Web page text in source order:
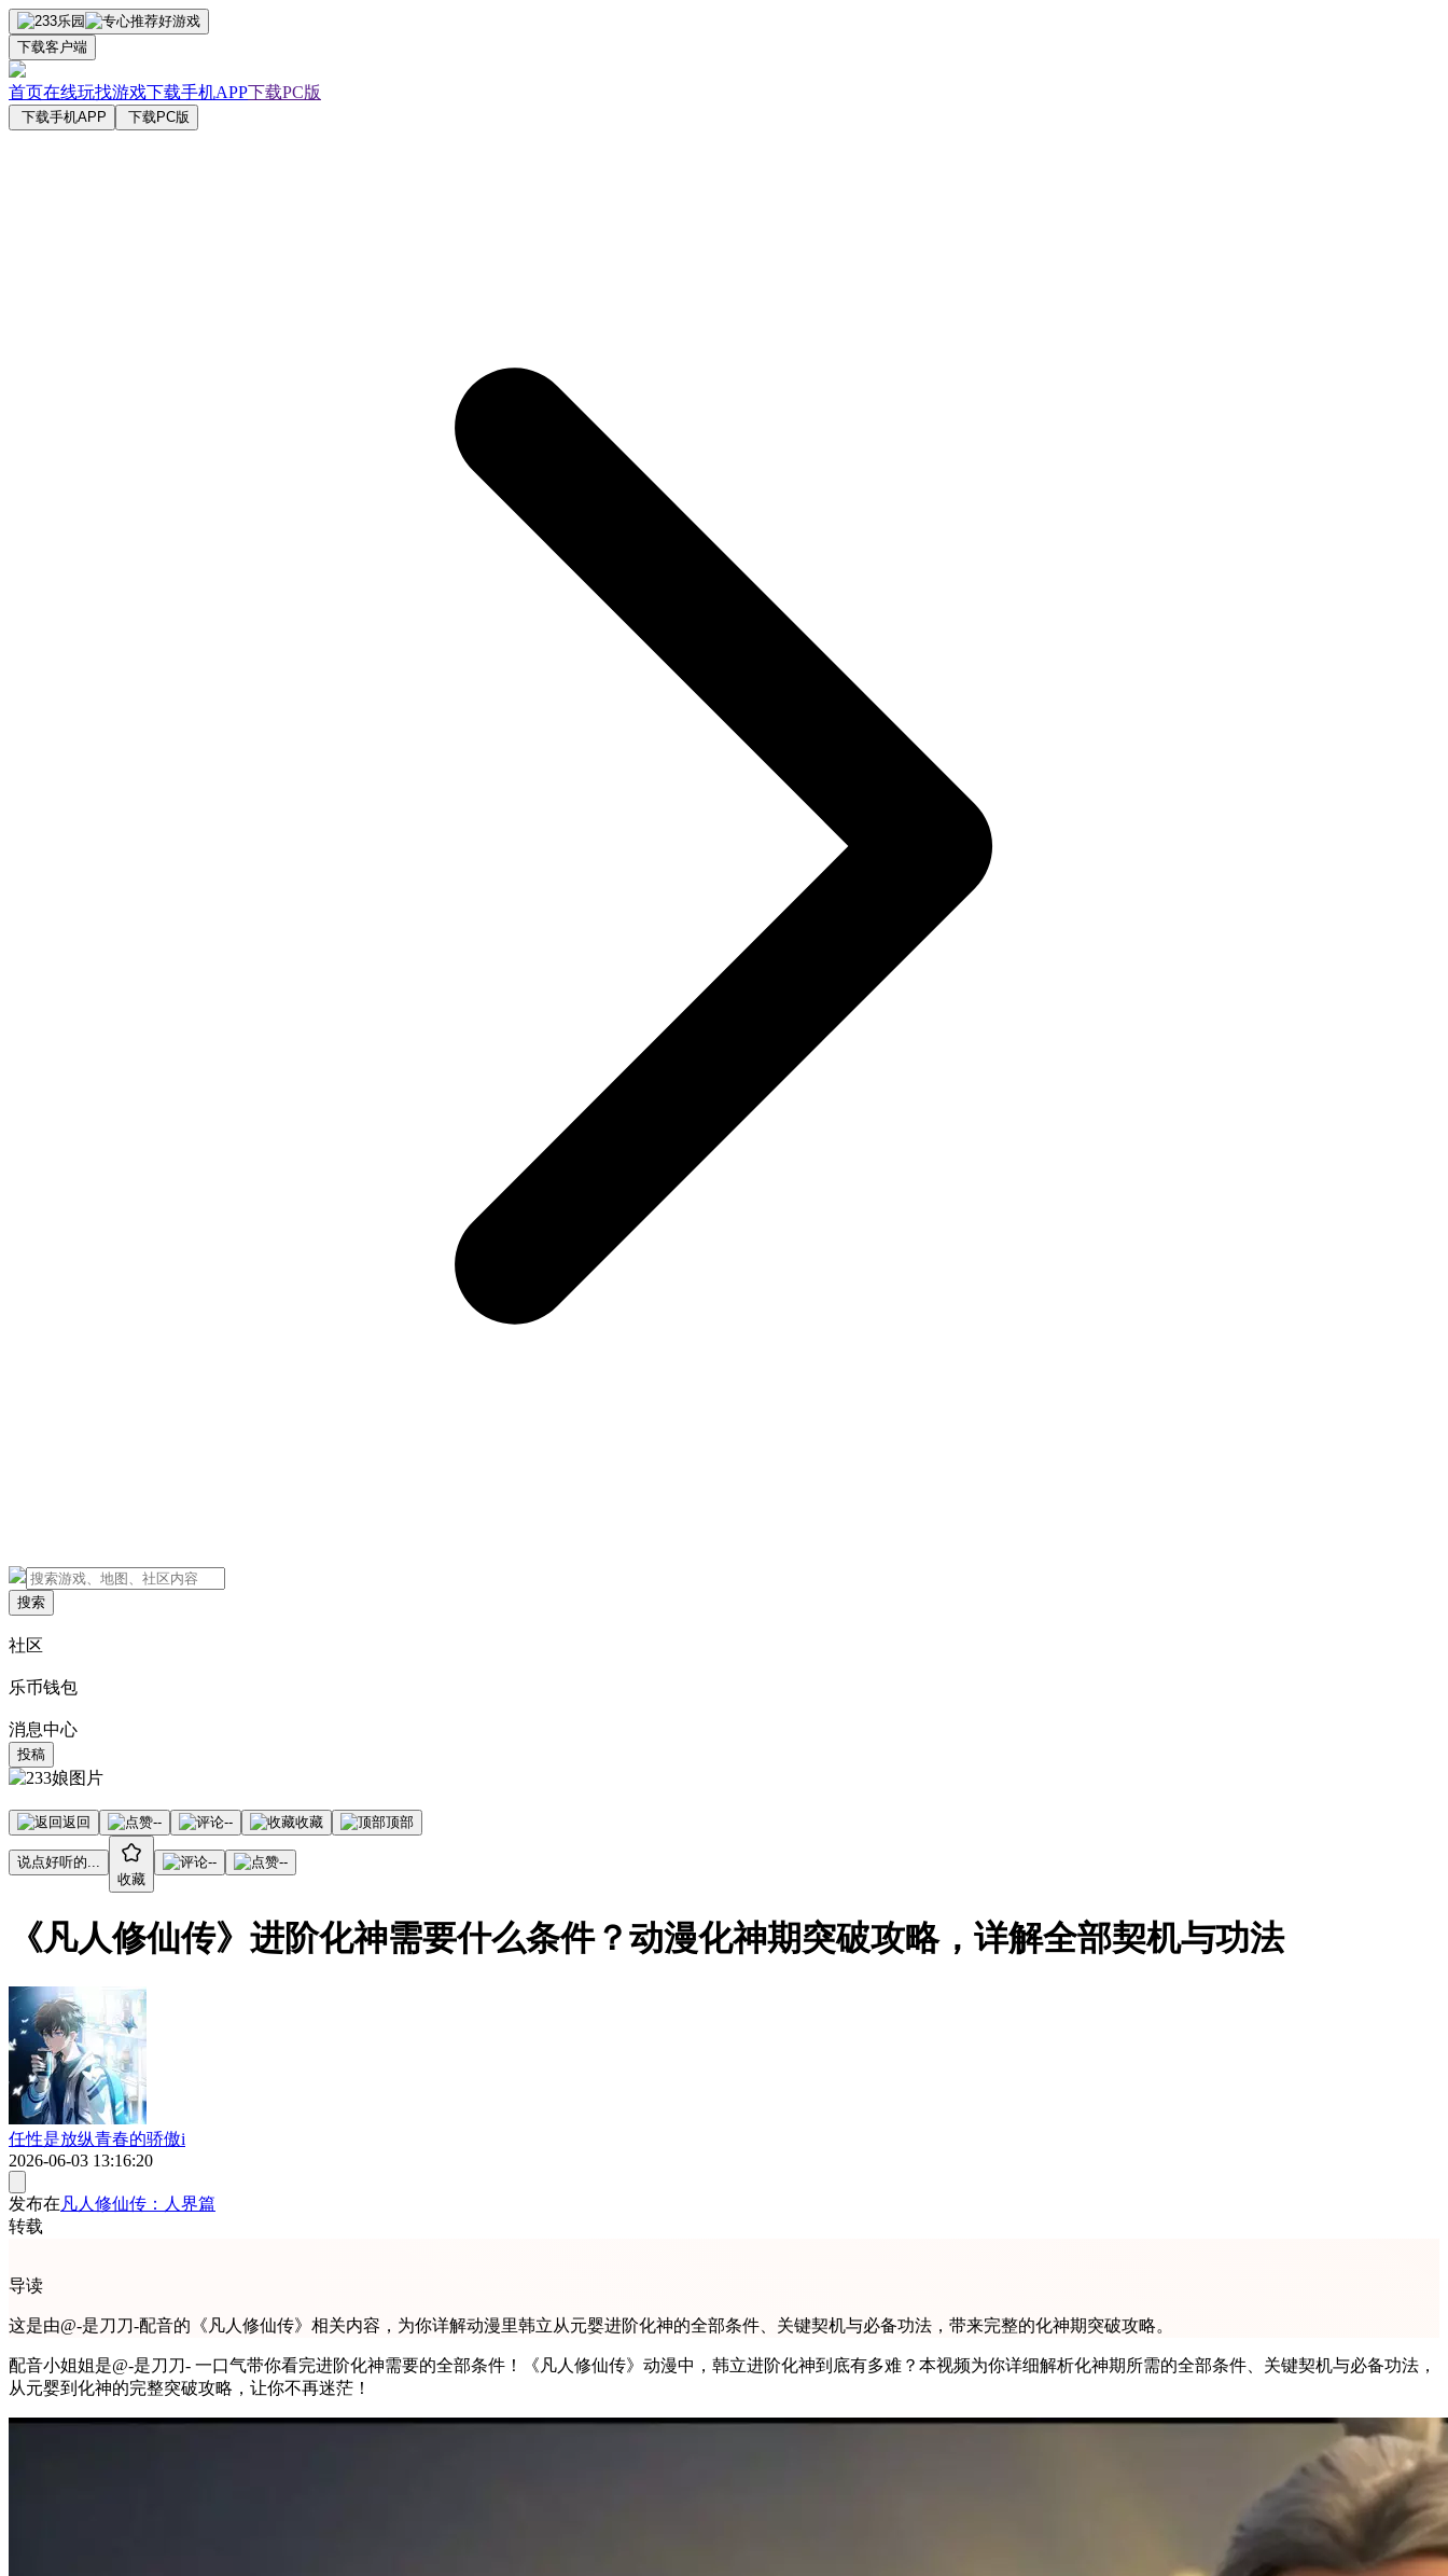
下载客户端
首页在线玩找游戏下载手机APP下载PC版
下载手机APP 下载PC版
搜索
社区
乐币钱包
消息中心
投稿
返回 -- -- 收藏 顶部
说点好听的...
收藏
-- --
《凡人修仙传》进阶化神需要什么条件？动漫化神期突破攻略，详解全部契机与功法
任性是放纵青春的骄傲i
2026-06-03 13:16:20
发布在 凡人修仙传：人界篇
转载
导读
这是由@-是刀刀-配音的《凡人修仙传》相关内容，为你详解动漫里韩立从元婴进阶化神的全部条件、关键契机与必备功法，带来完整的化神期突破攻略。
配音小姐姐是@-是刀刀- 一口气带你看完进阶化神需要的全部条件！《凡人修仙传》动漫中，韩立进阶化神到底有多难？本视频为你详细解析化神期所需的全部条件、关键契机与必备功法，
从元婴到化神的完整突破攻略，让你不再迷茫！